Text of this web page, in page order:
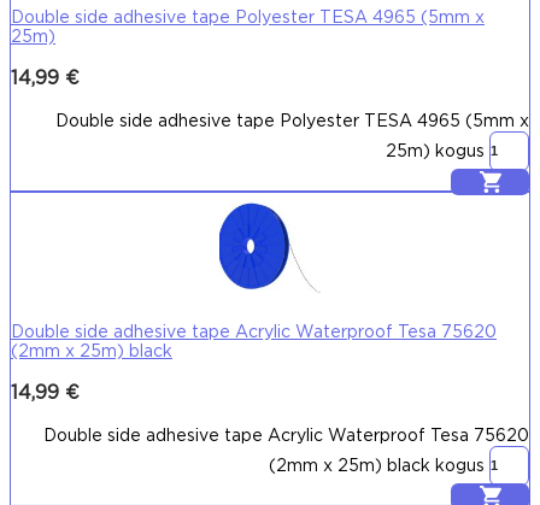
Double side adhesive tape Polyester TESA 4965 (5mm x
25m)
14,99 €
Double side adhesive tape Polyester TESA 4965 (5mm x
25m) kogus
Lisa korvi
Double side adhesive tape Acrylic Waterproof Tesa 75620
(2mm x 25m) black
14,99 €
Double side adhesive tape Acrylic Waterproof Tesa 75620
(2mm x 25m) black kogus
Lisa korvi